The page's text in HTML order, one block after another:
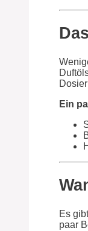
Ein
Es
paar